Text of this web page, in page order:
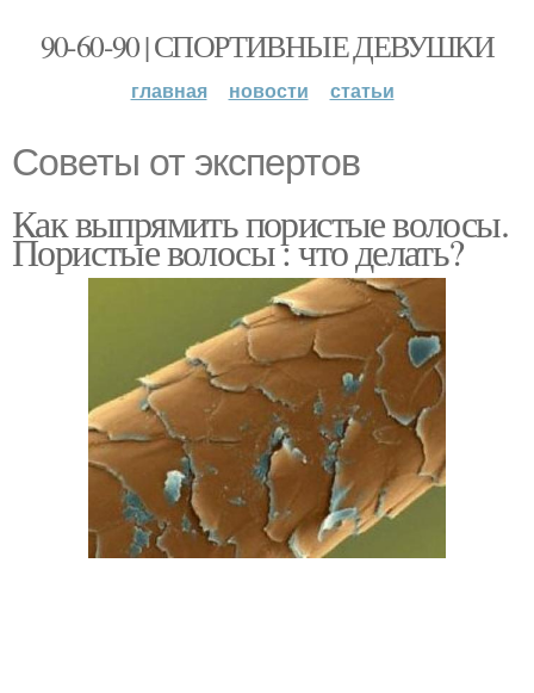
90-60-90 | СПОРТИВНЫЕ ДЕВУШКИ
главная новости статьи
Советы от экспертов
Как выпрямить пористые волосы.
Пористые волосы : что делать?